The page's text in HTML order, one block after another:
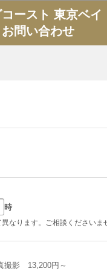
ースト 東京ベイ
問い合わせ
時
なります。ご相談くださいま
撮影 13,200円～